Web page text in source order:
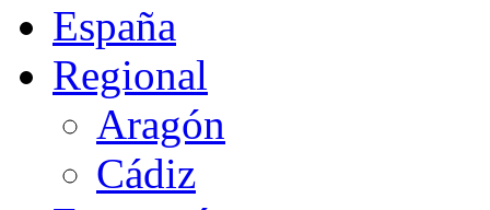
España
Regional
Aragón
Cádiz